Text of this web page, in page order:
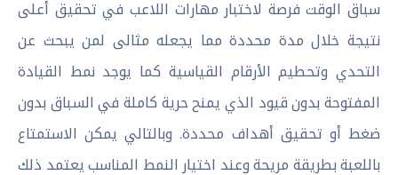
سباق الوقت فرصة لاختبار مهارات اللاعب في تحقيق أعلى
نتيجة خلال مدة محددة مما يجعله مثالى لمن يبحث عن
التحدي وتحطيم الأرقام القياسية كما يوجد نمط القيادة
المفتوحة بدون قيود الذي يمنح حرية كاملة في السباق بدون
ضغط أو تحقيق أهداف محددة. وبالتالي يمكن الاستمتاع
باللعبة بطريقة مريحة وعند اختيار النمط المناسب يعتمد ذلك